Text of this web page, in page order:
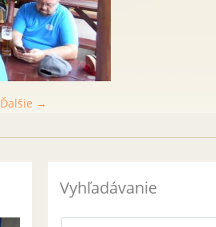
Ďalšie →
Vyhľadávanie